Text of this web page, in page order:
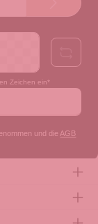
Zeichen ein*
und die AGB